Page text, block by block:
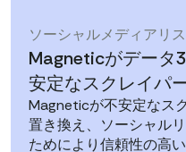
Magneticがデータ
安定なスクレイパ
Magneticが不安定なス
置き換え、ソーシャル
ためにより信頼性の高
ソーシャルメディアリ